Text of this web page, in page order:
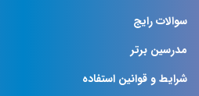
سوالات رایج
مدرسین برتر
شرایط و قوانین استفاده